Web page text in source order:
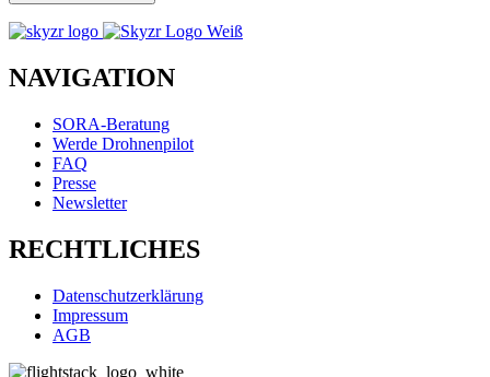
NAVIGATION
SORA-Beratung
Werde Drohnenpilot
FAQ
Presse
Newsletter
RECHTLICHES
Datenschutzerklärung
Impressum
AGB